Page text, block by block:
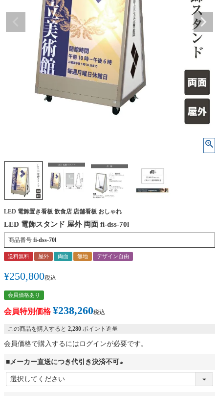
LED 電飾置き看板 飲食店 店舗看板 おしゃれ
LED 電飾スタンド 屋外 両面 fi-dss-70l
商品番号 fi-dss-70l
送料無料 屋外 両面 無地 デザイン自由
¥250,800税込
会員価格あり
会員特別価格 ¥238,260税込
この商品を購入すると 2,280 ポイント進呈
会員価格で購入するにはログインが必要です。
■メーカー直送につき代引き決済不可